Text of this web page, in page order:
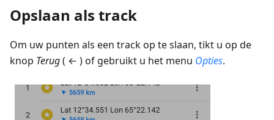
Opslaan als track
Om uw punten als een track op te slaan, tikt u op de
knop Terug( ← ) of gebruikt u het menu Opties.